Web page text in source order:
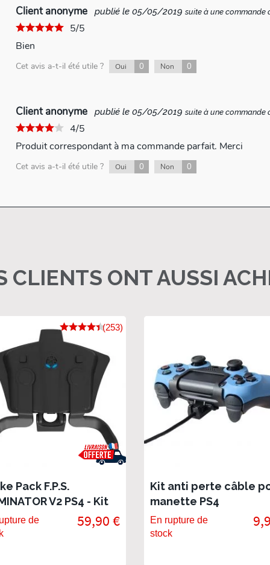
Client anonyme publié le 05/05/2019 suite à une
5/5
Bien
Cet avis a-t-il été utile ? Oui 0 Non 0
Client anonyme publié le 05/05/2019 suite à une commande
4/5
Produit correspondant à ma commande parfait. Merci
Cet avis a-t-il été utile ? Oui 0 Non 0
CLIENTS ONT AUSSI
Pack F.P.S.
V2 PS4 - Kit
et Mods Pack
(253)
de
59,90 €
Kit anti perte câble
manette PS4
En rupture de
stock